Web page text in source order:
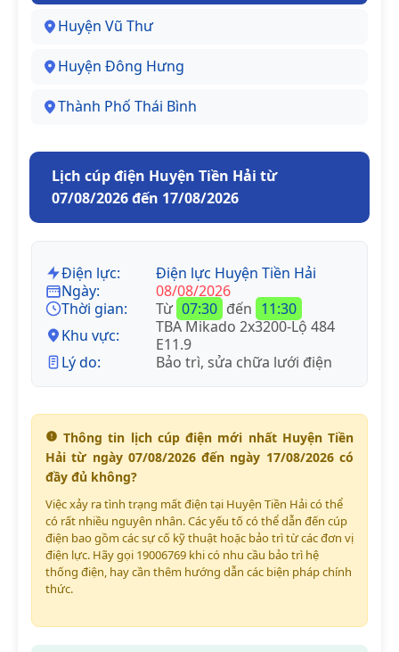
Huyện Vũ Thư
Huyện Đông Hưng
Thành Phố Thái Bình
Lịch cúp điện Huyện Tiền Hải từ
07/08/2026 đến 17/08/2026
Điện lực:
Điện lực Huyện Tiền Hải
Ngày:
08/08/2026
Thời gian:
Từ 07:30 đến 11:30
Khu vực:
TBA Mikado 2x3200-Lộ 484
E11.9
Lý do:
Bảo trì, sửa chữa lưới điện
Thông tin lịch cúp điện mới nhất Huyện Tiền
Hải từ ngày 07/08/2026 đến ngày 17/08/2026 có
đầy đủ không?
Việc xảy ra tình trạng mất điện tại Huyện Tiền Hải có thể
có rất nhiều nguyên nhân. Các yếu tố có thể dẫn đến cúp
điện bao gồm các sự cố kỹ thuật hoặc bảo trì từ các đơn vị
điện lực. Hãy gọi 19006769 khi có nhu cầu bảo trì hệ
thống điện, hay cần thêm hướng dẫn các biện pháp chính
thức.